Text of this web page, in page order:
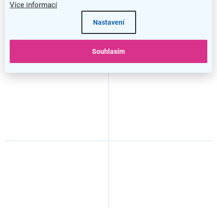
Více informací
Nastavení
Souhlasím
Merida Stella Maxi, bílá
Merida Top Duo, červená